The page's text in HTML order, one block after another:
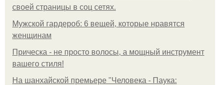
своей страницы в соц сетях.
Мужской гардероб: 6 вещей, которые нравятся
женщинам
Прическа - не просто волосы, а мощный инструмент
вашего стиля!
На шанхайской премьере "Человека - Паука: